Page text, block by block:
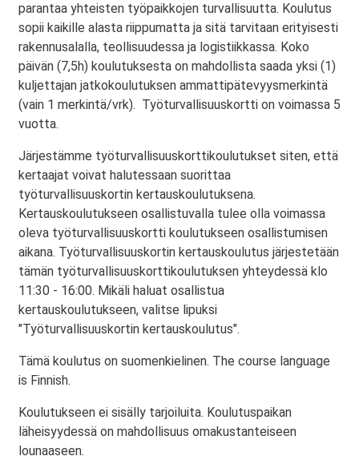
parantaa yhteisten työpaikkojen turvallisuutta. Koulutus
sopii kaikille alasta riippumatta ja sitä tarvitaan erityisesti
rakennusalalla, teollisuudessa ja logistiikkassa. Koko
päivän (7,5h) koulutuksesta on mahdollista saada yksi (1)
kuljettajan jatkokoulutuksen ammattipätevyysmerkintä
(vain 1 merkintä/vrk). Työturvallisuuskortti on voimassa 5
vuotta.
Järjestämme työturvallisuuskorttikoulutukset siten, että
kertaajat voivat halutessaan suorittaa
työturvallisuuskortin kertauskoulutuksena.
Kertauskoulutukseen osallistuvalla tulee olla voimassa
oleva työturvallisuuskortti koulutukseen osallistumisen
aikana. Työturvallisuuskortin kertauskoulutus järjestetään
tämän työturvallisuuskorttikoulutuksen yhteydessä klo
11:30 - 16:00. Mikäli haluat osallistua
kertauskoulutukseen, valitse lipuksi
"Työturvallisuuskortin kertauskoulutus".
Tämä koulutus on suomenkielinen. The course language
is Finnish.
Koulutukseen ei sisälly tarjoiluita. Koulutuspaikan
läheisyydessä on mahdollisuus omakustanteiseen
lounaaseen.